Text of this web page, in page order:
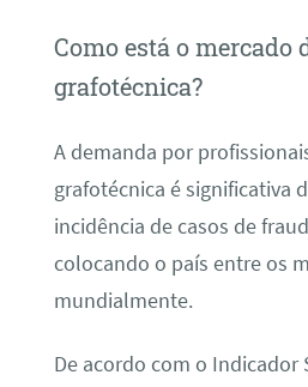
Como está o mercado
grafotécnica?
A demanda por
grafotécnica é significativa
incidência de casos de
colocando o país entre os
mundialmente.
De acordo com o Indicador